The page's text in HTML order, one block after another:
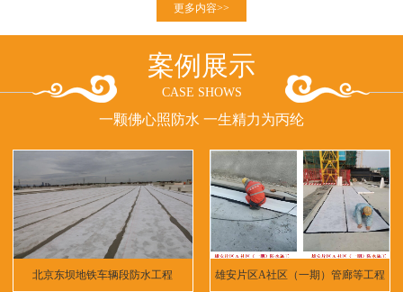
更多内容>>
案例展示
CASE SHOWS
一颗佛心照防水 一生精力为丙纶
北京东坝地铁车辆段防水工程 雄安片区A社区（一期）管廊等工程